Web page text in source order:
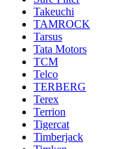
Takeuchi
TAMROCK
Tarsus
Tata Motors
TCM
Telco
TERBERG
Terex
Terrion
Tigercat
Timberjack